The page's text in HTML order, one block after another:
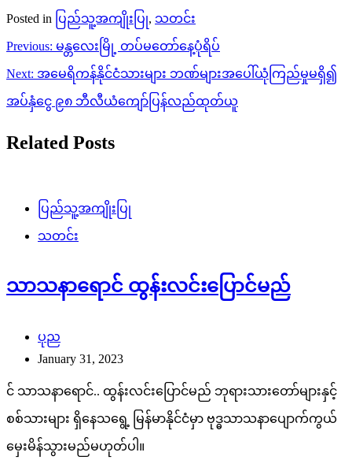
Posted in ပြည်သူ့အကျိုးပြု, သတင်း
Post
navigation
Previous: မန္တလေးမြို့ တပ်မတော်နေ့ပုံရိပ်
Next: အမေရိကန်နိုင်ငံသားများ ဘဏ်များအပေါ်ယုံကြည်မှုမရှိ၍
အပ်နှံငွေ ၉၈ ဘီလီယံကျော်ပြန်လည်ထုတ်ယူ
Related Posts
ပြည်သူ့အကျိုးပြု
သတင်း
သာသနာရောင် ထွန်းလင်းပြောင်မည်
ပုည
January 31, 2023
င် သာသနာရောင်.. ထွန်းလင်းပြောင်မည် ဘုရားသားတော်များနှင့်
စစ်သားများ ရှိနေသရွေ့ မြန်မာနိုင်ငံမှာ ဗုဒ္ဓသာသနာပျောက်ကွယ်
မှေးမိန်သွားမည်မဟုတ်ပါ။